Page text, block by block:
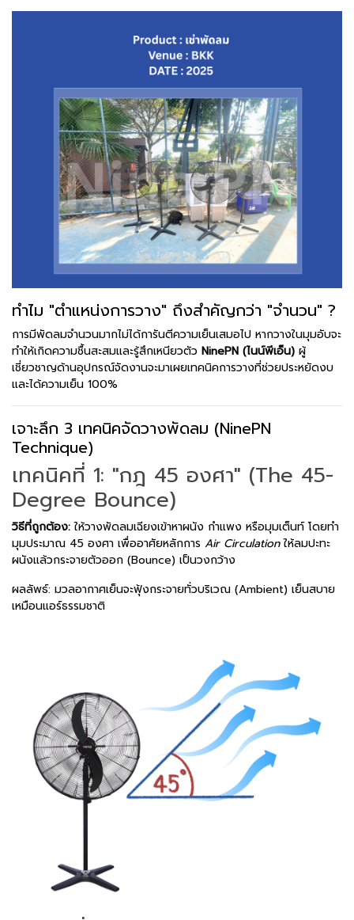
ทำไม "ตำแหน่งการวาง" ถึงสำคัญกว่า "จำนวน" ?
การมีพัดลมจำนวนมากไม่ได้การันตีความเย็นเสมอไป หากวางในมุมอับจะ
ทำให้เกิดความชื้นสะสมและรู้สึกเหนียวตัว NinePN (ไนน์พีเอ็น) ผู้
เชี่ยวชาญด้านอุปกรณ์จัดงานจะมาเผยเทคนิคการวางที่ช่วยประหยัดงบ
และได้ความเย็น 100%
เจาะลึก 3 เทคนิคจัดวางพัดลม (NinePN
Technique)
เทคนิคที่ 1: "กฎ 45 องศา" (The 45-
Degree Bounce)
วิธีที่ถูกต้อง:ให้วางพัดลมเฉียงเข้าหาผนัง กำแพง หรือมุมเต็นท์ โดยทำ
มุมประมาณ 45 องศา เพื่ออาศัยหลักการ Air Circulationให้ลมปะทะ
ผนังแล้วกระจายตัวออก (Bounce) เป็นวงกว้าง
ผลลัพธ์: มวลอากาศเย็นจะฟุ้งกระจายทั่วบริเวณ (Ambient) เย็นสบาย
เหมือนแอร์ธรรมชาติ